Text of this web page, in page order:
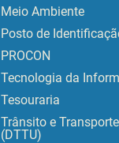
Meio Ambiente
Posto de
PROCON
Tecnologia da
Tesouraria
Trânsito e
(DTTU)